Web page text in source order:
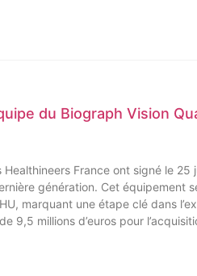
du Biograph Vision
Healthineers France ont signé le
génération. Cet équipement
marquant une étape clé dans
9,5 millions d’euros pour